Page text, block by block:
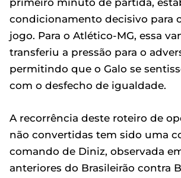
primeiro minuto de partida,
condicionamento decisivo para
jogo. Para o Atlético-MG, essa
transferiu a pressão para o
permitindo que o Galo se
com o desfecho de igualdade.
A recorrência deste roteiro de
não convertidas tem sido uma
comando de Diniz, observada
anteriores do Brasileirão contra